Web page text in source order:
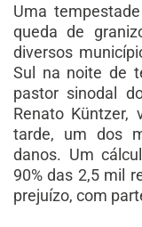
Uma
queda de
diversos
Sul na noite de
pastor sinodal
Renato
tarde, um dos
danos. Um
90% das 2,5 mil
prejuízo, com